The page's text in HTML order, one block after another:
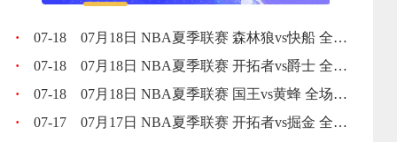
· 07-18
07月18日 NBA夏季联赛 森林狼vs快船 全场录像回放
·
07-18
07月18日 NBA夏季联赛 开拓者vs爵士 全场录像回放
·
07-18
07月18日 NBA夏季联赛 国王vs黄蜂 全场录像回放
·
07-17
07月17日 NBA夏季联赛 开拓者vs掘金 全场录像回放